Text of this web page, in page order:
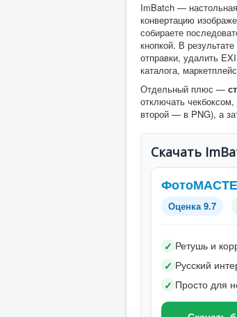
ImBatch —
конвертацию
собираете
кнопкой. В
отправки, удалить
каталога,
Отдельный плюс —
отключать
второй — в PNG), а
Скачать
Оценка 9.7
✓ Ретушь и
✓ Русский
✓ Просто для